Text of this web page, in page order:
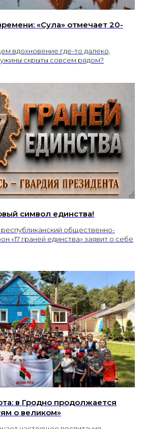
«Сула» отмечает 20-
вдохновение где-то далеко,
скрыты совсем рядом?
символ единства!
общественно-
«17 граней единства» заявит о себе
в Гродно продолжается
о великом»